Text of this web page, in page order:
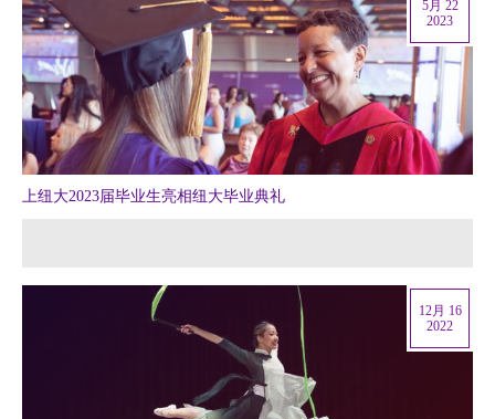
上纽大2023届毕业生亮相纽大毕业典礼
5月 22
2023
12月 16
2022